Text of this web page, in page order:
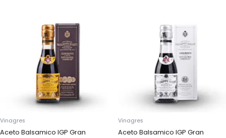
Vinagres
Aceto Balsamico IGP Gran
Vinagres
Aceto Balsamico IGP Gran